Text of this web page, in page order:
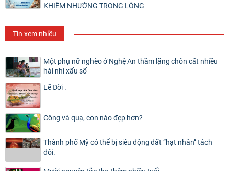
KHIÊM NHƯỜNG TRONG LÒNG
Tin xem nhiều
Một phụ nữ nghèo ở Nghệ An thầm lặng chôn cất nhiều
hài nhi xấu số
Lẽ Đời .
Công và quạ, con nào đẹp hơn?
Thành phố Mỹ có thể bị siêu động đất “hạt nhân” tách
đôi.